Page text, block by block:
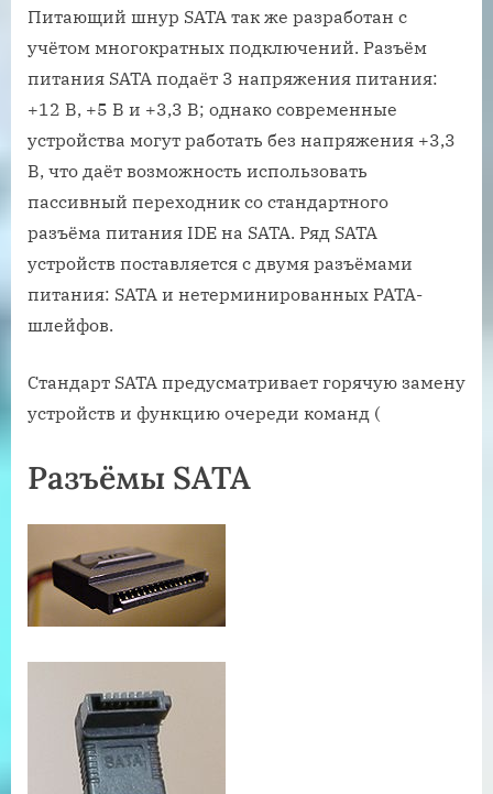
Питающий шнур SATA так же разработан с
учётом многократных подключений. Разъём
питания SATA подаёт 3 напряжения питания:
+12 В, +5 В и +3,3 В; однако современные
устройства могут работать без напряжения +3,3
В, что даёт возможность использовать
пассивный переходник со стандартного
разъёма питания IDE на SATA. Ряд SATA
устройств поставляется с двумя разъёмами
питания: SATA и нетерминированных PATA-
шлейфов.
Стандарт SATA предусматривает горячую замену
устройств и функцию очереди команд (
Разъёмы SATA